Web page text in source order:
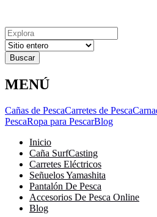
Resultados
para
MENÚ
Cañas de PescaCarretes de Pesca
PescaRopa para PescarBlog
Inicio
Caña SurfCasting
Carretes Eléctricos
Señuelos Yamashita
Pantalón De Pesca
Accesorios De Pesca Online
Blog